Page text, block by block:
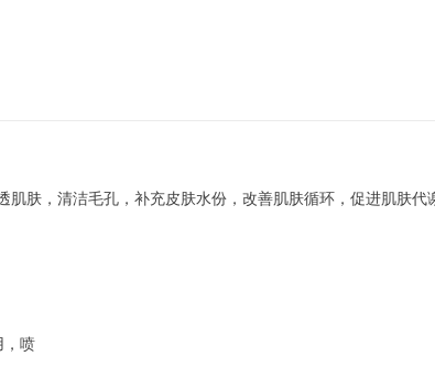
肤，清洁毛孔，补充皮肤水份，改善肌肤循环，促进肌肤
，喷